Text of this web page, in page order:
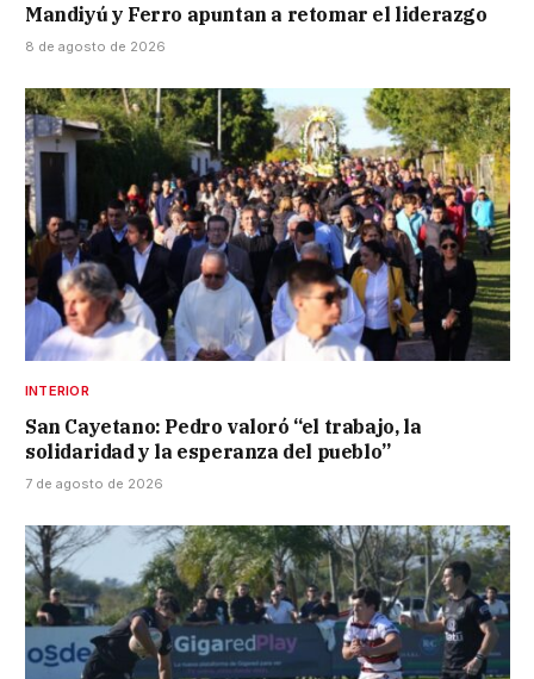
Mandiyú y Ferro apuntan a retomar el liderazgo
8 de agosto de 2026
INTERIOR
San Cayetano: Pedro valoró “el trabajo, la
solidaridad y la esperanza del pueblo”
7 de agosto de 2026